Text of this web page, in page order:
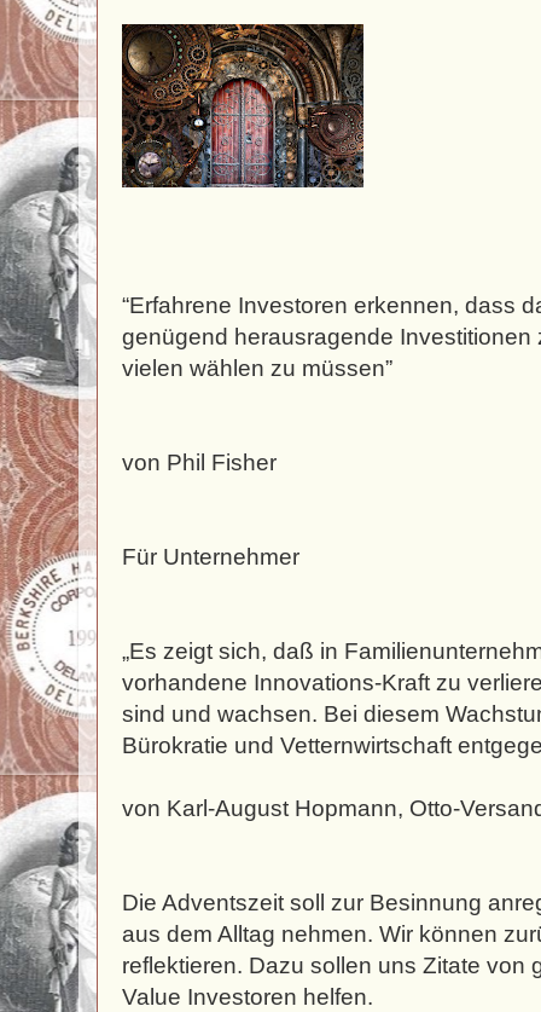
“Erfahrene Investoren erkennen, dass
genügend herausragende Investitionen
vielen wählen zu müssen”
von Phil Fisher
Für Unternehmer
„Es zeigt sich, daß in
vorhandene Innovations-Kraft zu
sind und wachsen. Bei diesem
Bürokratie und Vetternwirtschaft
von Karl-August Hopmann, Otto-
Die Adventszeit soll zur Besinnung
aus dem Alltag nehmen. Wir können
reflektieren. Dazu sollen uns Zitate von
Value Investoren helfen.